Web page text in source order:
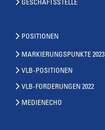
GESCHÄFTSSTELLE
POSITIONEN
MARKIERUNGSPUNKTE 2023
VLB-POSITIONEN
VLB-FORDERUNGEN 2022
MEDIENECHO